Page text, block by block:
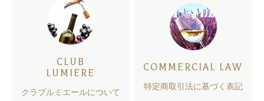
CLUB
LUMIERE
クラブルミエールについて
COMMERCIAL LAW
特定商取引法に基づく表記